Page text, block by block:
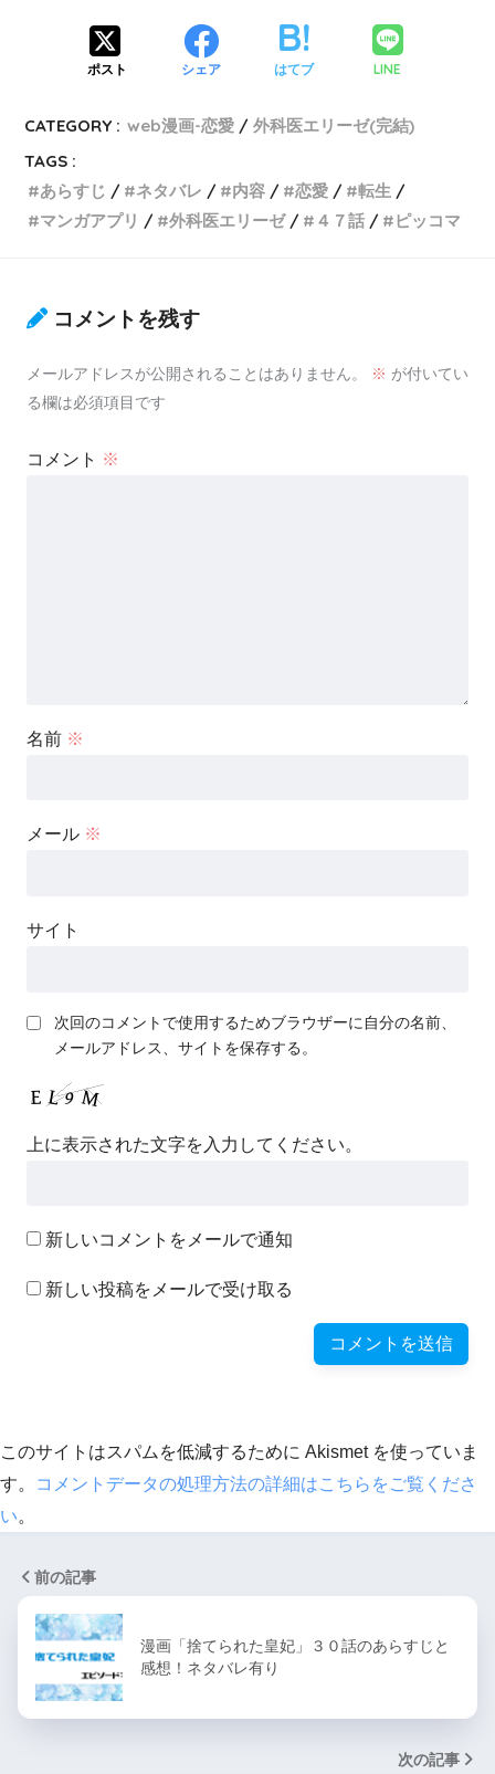
ポスト シェア はてブ LINE
CATEGORY : web漫画-恋愛
外科医エリーゼ(完結)
TAGS :
あらすじ
ネタバレ 内容 恋愛
転生
マンガアプリ
外科医エリーゼ ４７話 ピッコマ
コメントを残す
メールアドレスが公開されることはありません。 ※ が付いてい
る欄は必須項目です
コメント ※
名前 ※
メール ※
サイト
次回のコメントで使用するためブラウザーに自分の名前、
メールアドレス、サイトを保存する。
上に表示された文字を入力してください。
新しいコメントをメールで通知
新しい投稿をメールで受け取る
このサイトはスパムを低減するために Akismet を使っていま
す。
コメントデータの処理方法の詳細はこちらをご覧くださ
い。
前の記事
漫画「捨てられた皇妃」３０話のあらすじと
感想！ネタバレ有り
次の記事